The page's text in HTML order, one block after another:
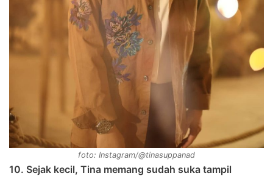
foto: Instagram/@tinasuppanad
10. Sejak kecil, Tina memang sudah suka tampil